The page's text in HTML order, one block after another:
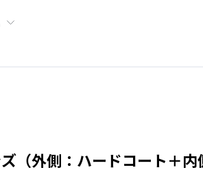
（外側：ハードコート＋内